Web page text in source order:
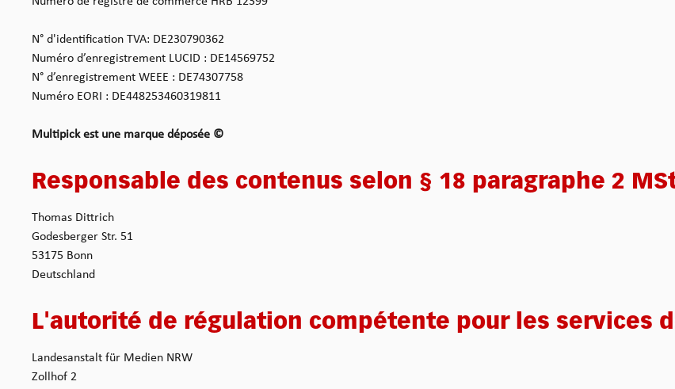
N° d'identification TVA: DE230790362
Numéro d’enregistrement LUCID : DE14569752
N° d’enregistrement WEEE : DE74307758
Numéro EORI : DE448253460319811
Multipick est une marque déposée ©
Responsable des contenus selon § 18 paragraphe 2
Thomas Dittrich
Godesberger Str. 51
53175 Bonn
Deutschland
L'autorité de régulation compétente pour les services
Landesanstalt für Medien NRW
Zollhof 2